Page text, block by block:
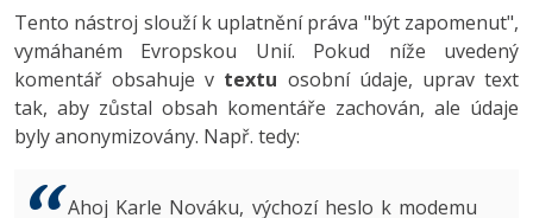
UML a návrhové vzory
React
Spring
ASP.NET MVC
HTML / CSS
UML a návrhové vzory
MySQL/MariaDB
MS-SQL
Tester
Systémový administrátor
Swift -80%
Kotlin -80%
SEO
UX
Business
Adobe XD
Adobe InDesign -25%
Adobe After Effects
Tento nástroj slouží k uplatnění práva "být zapomenut",
vymáhaném Evropskou Unií. Pokud níže uvedený
komentář obsahuje v textu osobní údaje, uprav text
tak, aby zůstal obsah komentáře zachován, ale údaje
byly anonymizovány. Např. tedy:
Ahoj Karle Nováku, výchozí heslo k modemu